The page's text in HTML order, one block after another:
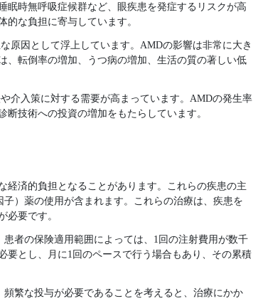
眠時無呼吸症候群など、眼疾患を発症するリスクが高
な負担に寄与しています。
原因として浮上しています。AMDの影響は非常に大き
、転倒率の増加、うつ病の増加、生活の質の著しい低
介入策に対する需要が高まっています。AMDの発生率
技術への投資の増加をもたらしています。
経済的負担となることがあります。これらの疾患の主
）薬の使用が含まれます。これらの治療は、疾患を
必要です。
者の保険適用範囲によっては、1回の注射費用が数千
要とし、月に1回のペースで行う場合もあり、その累積
繁な投与が必要であることを考えると、治療にかか